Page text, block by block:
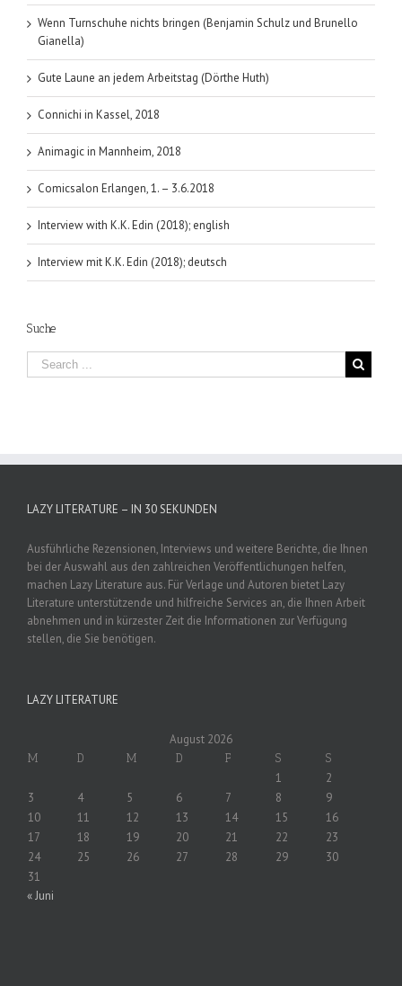
Wenn Turnschuhe nichts bringen (Benjamin Schulz und Brunello
Gianella)
Gute Laune an jedem Arbeitstag (Dörthe Huth)
Connichi in Kassel, 2018
Animagic in Mannheim, 2018
Comicsalon Erlangen, 1. – 3.6.2018
Interview with K.K. Edin (2018); english
Interview mit K.K. Edin (2018); deutsch
Suche
LAZY LITERATURE – IN 30 SEKUNDEN
Ausführliche Rezensionen, Interviews und weitere Berichte, die Ihnen
bei der Auswahl aus den zahlreichen Veröffentlichungen helfen,
machen Lazy Literature aus. Für Verlage und Autoren bietet Lazy
Literature unterstützende und hilfreiche Services an, die Ihnen Arbeit
abnehmen und in kürzester Zeit die Informationen zur Verfügung
stellen, die Sie benötigen.
LAZY LITERATURE
August 2026
M D M D F S S
1
2
3
4 5 6 7 8
9
10
11 12 13 14 15
16
17
18 19 20 21 22
23
24
25 26 27 28 29
30
31
« Juni